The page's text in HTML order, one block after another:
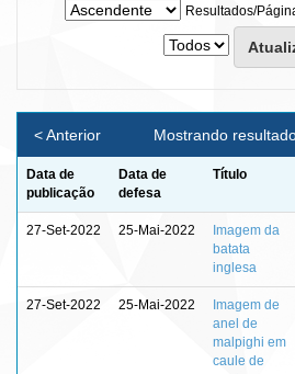
Resultados/
Mostrando
< Anterior
Data de
publicação
Data de
defesa
Título
27-Set-2022 25-Mai-2022
Imagem da
batata
inglesa
27-Set-2022 25-Mai-2022
Imagem de
anel de
malpighi em
caule de